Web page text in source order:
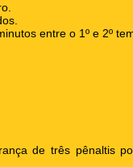
entre o 1º e 2º
de três pênaltis